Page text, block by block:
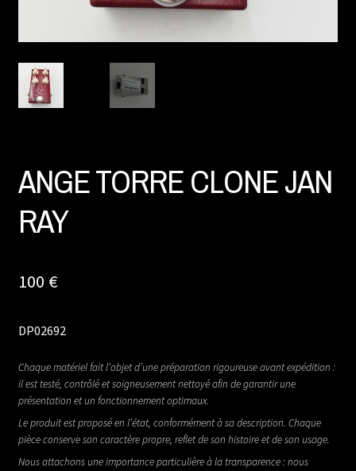
ANGE TORRE CLONE JAN
RAY
100 €
DP02692
Chaque matériel fait l’objet d’une préparation rigoureuse avant expédition :
il est testé, contrôlé et soigneusement nettoyé afin de garantir une
présentation et un fonctionnement optimaux.
Le produit est proposé en l’état, conformément à sa description. Chaque
pièce conserve son caractère propre, reflet de son histoire et de son usage.
Nous attachons une importance particulière à la transparence : nous